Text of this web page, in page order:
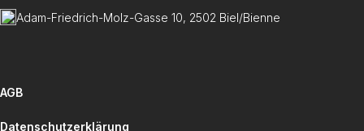
Adam-Friedrich-Molz-Gasse 10, 2502 Biel/Bienne
AGB
Datenschutzerklärung